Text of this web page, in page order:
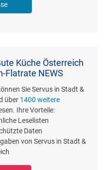
Küche Österreich
Flatrate NEWS
Sie Servus in Stadt &
über 1400 weitere
Ihre Vorteile:
Leselisten
Daten
von Servus in Stadt &